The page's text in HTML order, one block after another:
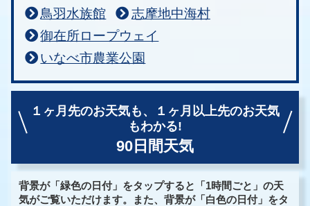
鳥羽水族館
志摩地中海村
御在所ロープウェイ
いなべ市農業公園
１ヶ月先のお天気も、
１ヶ月以上先のお天気
もわかる!
90日間天気
背景が「緑色の日付」をタップすると「1時間ごと」の天
気がご覧いただけます。また、背景が「白色の日付」をタ